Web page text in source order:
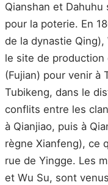
Qianshan et
pour la poterie. En
de la dynastie
le site de production
(Fujian) pour venir à
Tubikeng, dans le
conflits entre les
à Qianjiao, puis à
règne Xianfeng), ce
rue de Yingge. Les
et Wu Su, sont